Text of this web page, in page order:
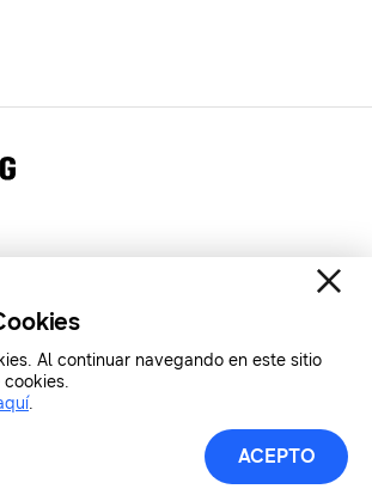
Materiales de Prensa
Todos los derechos reservados.
Al continuar navegando en este sitio
.
ACEPTO